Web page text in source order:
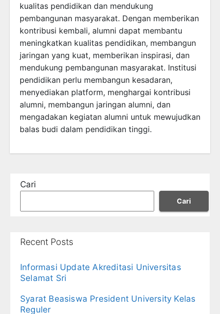
kualitas pendidikan dan mendukung
pembangunan masyarakat. Dengan memberikan
kontribusi kembali, alumni dapat membantu
meningkatkan kualitas pendidikan, membangun
jaringan yang kuat, memberikan inspirasi, dan
mendukung pembangunan masyarakat. Institusi
pendidikan perlu membangun kesadaran,
menyediakan platform, menghargai kontribusi
alumni, membangun jaringan alumni, dan
mengadakan kegiatan alumni untuk mewujudkan
balas budi dalam pendidikan tinggi.
Cari
Cari
Recent Posts
Informasi Update Akreditasi Universitas
Selamat Sri
Syarat Beasiswa President University Kelas
Reguler